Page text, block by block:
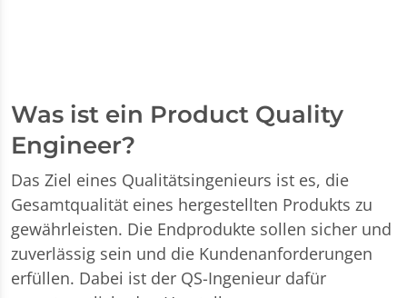
Was ist ein Product Quality
Engineer?
Das Ziel eines Qualitätsingenieurs ist es, die
Gesamtqualität eines hergestellten Produkts zu
gewährleisten. Die Endprodukte sollen sicher und
zuverlässig sein und die Kundenanforderungen
erfüllen. Dabei ist der QS-Ingenieur dafür